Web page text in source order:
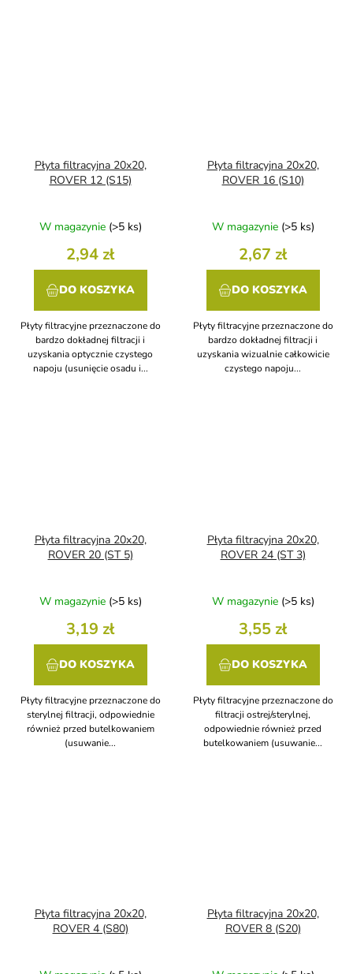
Płyta filtracyjna 20x20,
ROVER 12 (S15)
W magazynie (>5 ks)
2,94 zł
DO KOSZYKA
Płyty filtracyjne przeznaczone do
bardzo dokładnej filtracji i
uzyskania optycznie czystego
napoju (usunięcie osadu i...
Płyta filtracyjna 20x20,
ROVER 16 (S10)
W magazynie (>5 ks)
2,67 zł
DO KOSZYKA
Płyty filtracyjne przeznaczone do
bardzo dokładnej filtracji i
uzyskania wizualnie całkowicie
czystego napoju...
Płyta filtracyjna 20x20,
ROVER 20 (ST 5)
W magazynie (>5 ks)
3,19 zł
DO KOSZYKA
Płyty filtracyjne przeznaczone do
sterylnej filtracji, odpowiednie
również przed butelkowaniem
(usuwanie...
Płyta filtracyjna 20x20,
ROVER 24 (ST 3)
W magazynie (>5 ks)
3,55 zł
DO KOSZYKA
Płyty filtracyjne przeznaczone do
filtracji ostrej/sterylnej,
odpowiednie również przed
butelkowaniem (usuwanie...
Płyta filtracyjna 20x20,
ROVER 4 (S80)
Płyta filtracyjna 20x20,
ROVER 8 (S20)